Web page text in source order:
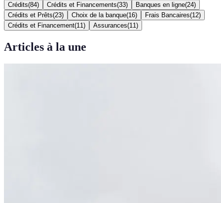
Crédits(84) Crédits et Financements(33) Banques en ligne(24)
Crédits et Prêts(23) Choix de la banque(16) Frais Bancaires(12)
Crédits et Financement(11 ) Assurances(11 )
Articles à la une